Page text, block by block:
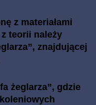
z materiałami
teorii należy
znajdującej
żeglarza”, gdzie